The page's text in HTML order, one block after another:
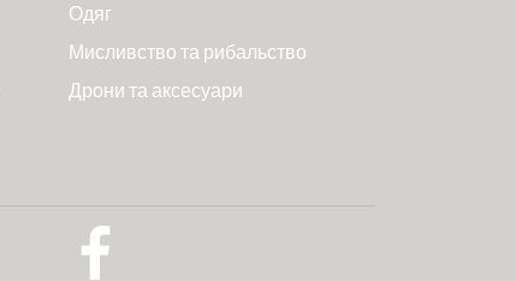
Одяг
Мисливство та рибальство
Дрони та аксесуари